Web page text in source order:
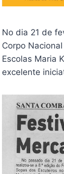
No dia 21 de
Corpo
Escolas Maria
excelente